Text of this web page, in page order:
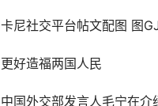
卡尼社交平台帖文配图 图
更好造福两国人民
中国外交部发言人毛宁在